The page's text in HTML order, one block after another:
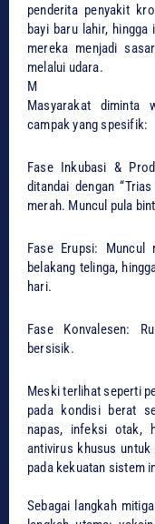
penderita penyakit
bayi baru lahir,
mereka menjadi
melalui udara.
​M
​Masyarakat diminta
campak yang spesifik:
​Fase Inkubasi &
ditandai dengan
merah. Muncul pula
​Fase Erupsi:
belakang telinga,
hari.
​Fase Konvalesen:
bersisik.
​Meski terlihat seperti
pada kondisi berat
napas, infeksi otak,
antivirus khusus untuk
pada kekuatan sistem
​Sebagai langkah